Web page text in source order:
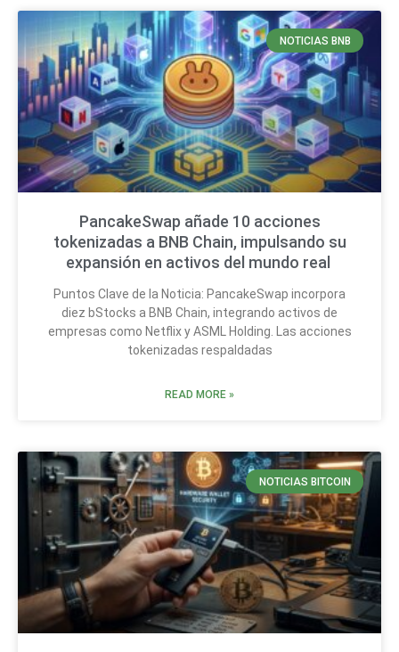
NOTICIAS BNB
PancakeSwap añade 10 acciones
tokenizadas a BNB Chain, impulsando su
expansión en activos del mundo real
Puntos Clave de la Noticia: PancakeSwap incorpora
diez bStocks a BNB Chain, integrando activos de
empresas como Netflix y ASML Holding. Las acciones
tokenizadas respaldadas
READ MORE »
NOTICIAS BITCOIN